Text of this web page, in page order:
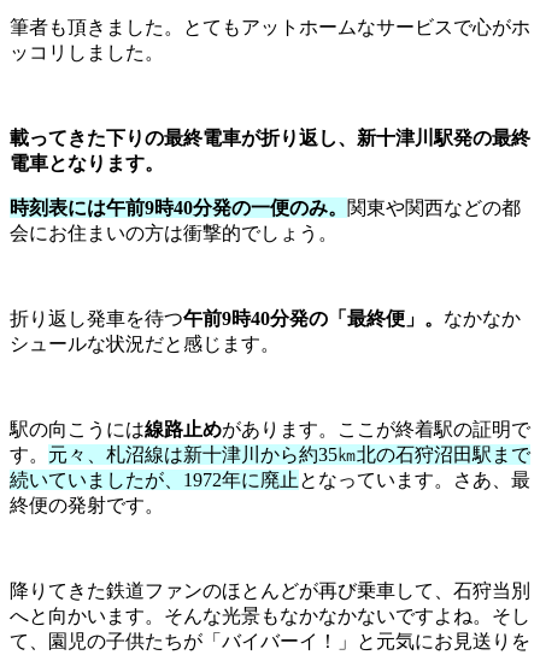
筆者も頂きました。とてもアットホームなサービスで心がホ
ッコリしました。
載ってきた下りの最終電車が折り返し、新十津川駅発の最終
電車となります。
時刻表には午前9時40分発の一便のみ。 関東や関西などの都
会にお住まいの方は衝撃的でしょう。
折り返し発車を待つ午前9時40分発の「最終便」。 なかなか
シュールな状況だと感じます。
駅の向こうには線路止めがあります。ここが終着駅の証明で
す。 元々、札沼線は新十津川から約35㎞北の石狩沼田駅まで
続いていましたが、1972年に廃止となっています。さあ、最
終便の発射です。
降りてきた鉄道ファンのほとんどが再び乗車して、石狩当別
へと向かいます。そんな光景もなかなかないですよね。そし
て、園児の子供たちが「バイバーイ！」と元気にお見送りを